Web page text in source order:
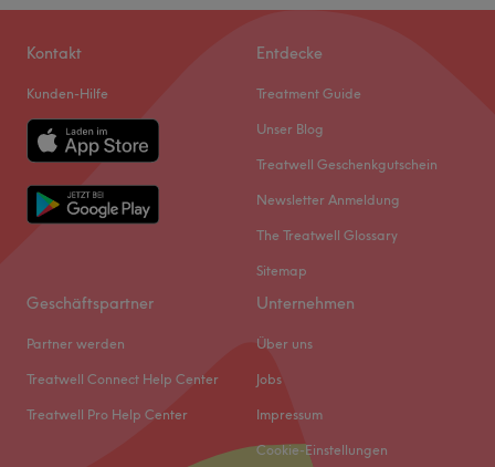
Kontakt
Kunden-Hilfe
Entdecke
Treatment Guide
Unser Blog
Treatwell Geschenkgutschein
Newsletter Anmeldung
The Treatwell Glossary
Sitemap
Geschäftspartner
Partner werden
Treatwell Connect Help Center
Treatwell Pro Help Center
Unternehmen
Über uns
Jobs
Impressum
Cookie-Einstellungen